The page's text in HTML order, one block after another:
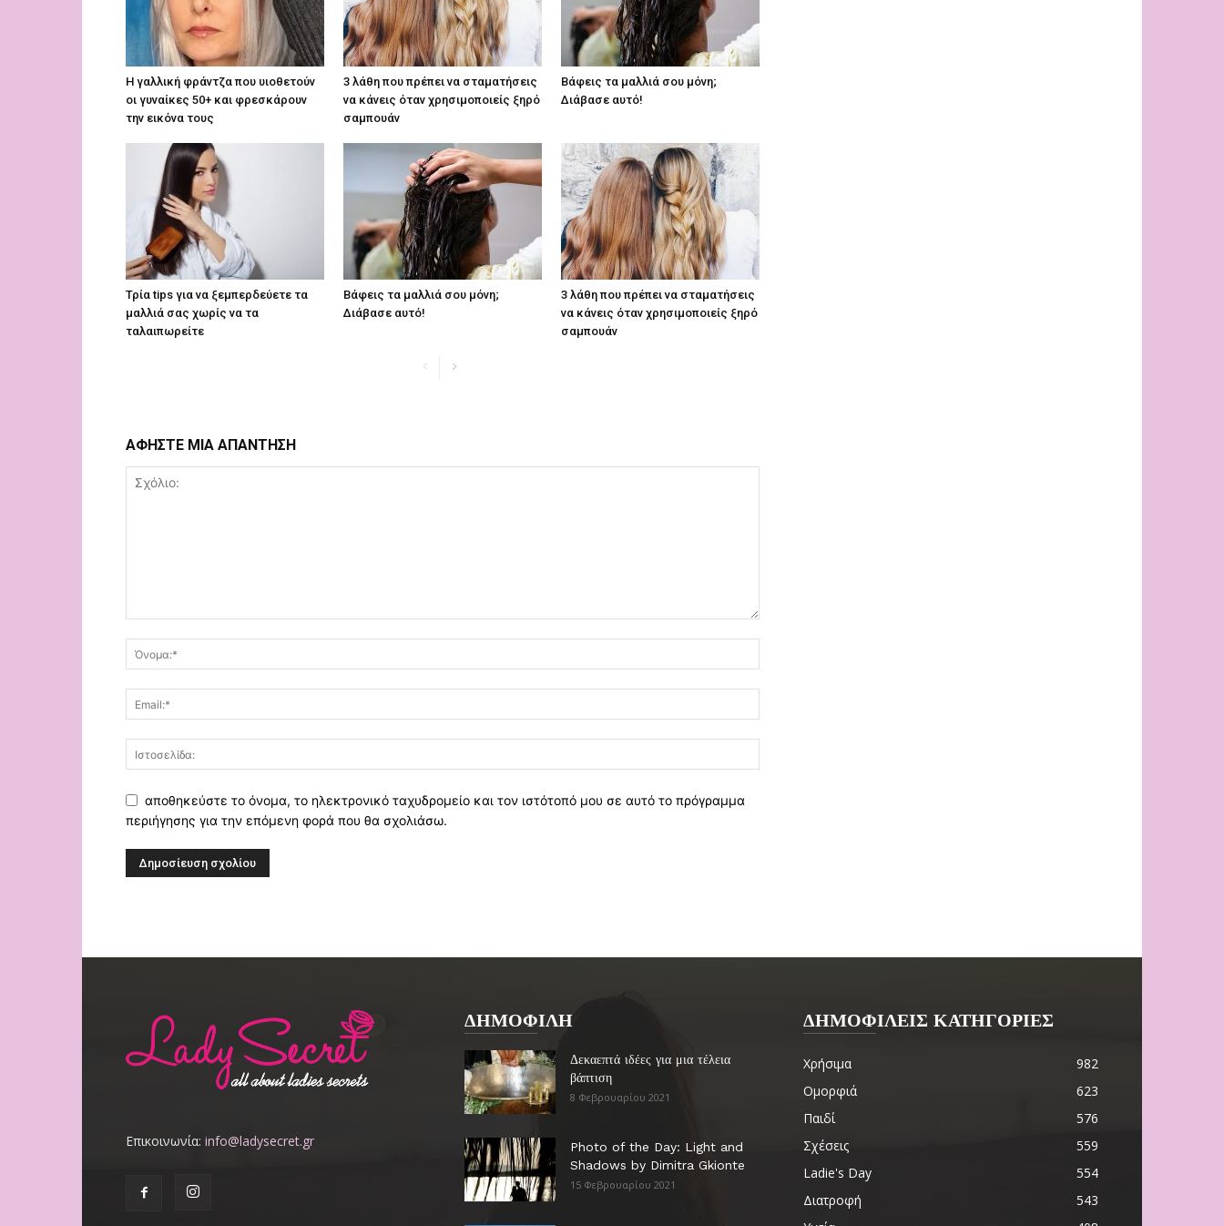
Η γαλλική φράντζα που υιοθετούν
οι γυναίκες 50+ και φρεσκάρουν
την εικόνα τους
3 λάθη που πρέπει να σταματήσεις
να κάνεις όταν χρησιμοποιείς ξηρό
σαμπουάν
Βάφεις τα μαλλιά σου μόνη;
Διάβασε αυτό!
Τρία tips για να ξεμπερδεύετε τα
μαλλιά σας χωρίς να τα
ταλαιπωρείτε
Βάφεις τα μαλλιά σου μόνη;
Διάβασε αυτό!
3 λάθη που πρέπει να σταματήσεις
να κάνεις όταν χρησιμοποιείς ξηρό
σαμπουάν
ΑΦΗΣΤΕ ΜΙΑ ΑΠΑΝΤΗΣΗ
αποθηκεύστε το όνομα, το ηλεκτρονικό ταχυδρομείο και τον ιστότοπό μου σε αυτό το πρόγραμμα
περιήγησης για την επόμενη φορά που θα σχολιάσω.
Επικοινωνία: info@ladysecret.gr
ΔΗΜΟΦΙΛΗ
Δεκαεπτά ιδέες για μια τέλεια
βάπτιση
8 Φεβρουαρίου 2021
Photo of the Day: Light and
Shadows by Dimitra Gkionte
15 Φεβρουαρίου 2021
ΔΗΜΟΦΙΛΕΙΣ ΚΑΤΗΓΟΡΙΕΣ
Χρήσιμα
982
Ομορφιά
623
Παιδί
576
Σχέσεις
559
Ladie's Day
554
Διατροφή
543